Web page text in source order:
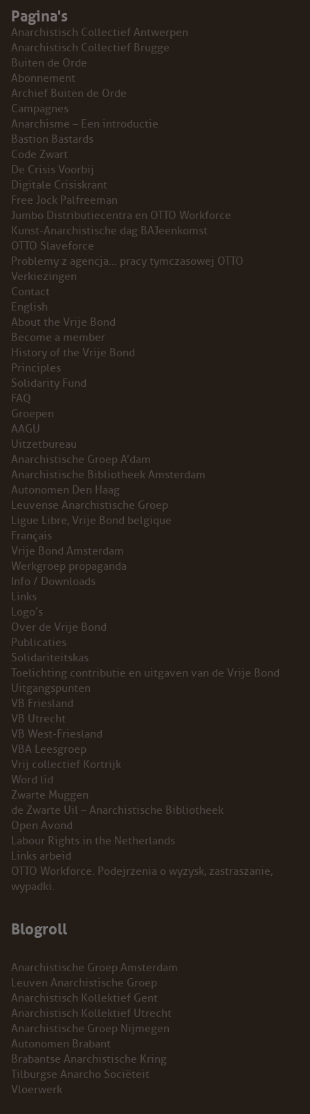
Pagina's
Anarchistisch Collectief Antwerpen
Anarchistisch Collectief Brugge
Buiten de Orde
Abonnement
Archief Buiten de Orde
Campagnes
Anarchisme – Een introductie
Bastion Bastards
Code Zwart
De Crisis Voorbij
Digitale Crisiskrant
Free Jock Palfreeman
Jumbo Distributiecentra en OTTO Workforce
Kunst-Anarchistische dag BAJeenkomst
OTTO Slaveforce
Problemy z agencja… pracy tymczasowej OTTO
Verkiezingen
Contact
English
About the Vrije Bond
Become a member
History of the Vrije Bond
Principles
Solidarity Fund
FAQ
Groepen
AAGU
Uitzetbureau
Anarchistische Groep A’dam
Anarchistische Bibliotheek Amsterdam
Autonomen Den Haag
Leuvense Anarchistische Groep
Ligue Libre, Vrije Bond belgique
Français
Vrije Bond Amsterdam
Werkgroep propaganda
Info / Downloads
Links
Logo’s
Over de Vrije Bond
Publicaties
Solidariteitskas
Toelichting contributie en uitgaven van de Vrije Bond
Uitgangspunten
VB Friesland
VB Utrecht
VB West-Friesland
VBA Leesgroep
Vrij collectief Kortrijk
Word lid
Zwarte Muggen
de Zwarte Uil – Anarchistische Bibliotheek
Open Avond
Labour Rights in the Netherlands
Links arbeid
OTTO Workforce. Podejrzenia o wyzysk, zastraszanie,
wypadki.
Blogroll
Anarchistische Groep Amsterdam
Leuven Anarchistische Groep
Anarchistisch Kollektief Gent
Anarchistisch Kollektief Utrecht
Anarchistische Groep Nijmegen
Autonomen Brabant
Brabantse Anarchistische Kring
Tilburgse Anarcho Sociëteit
Vloerwerk